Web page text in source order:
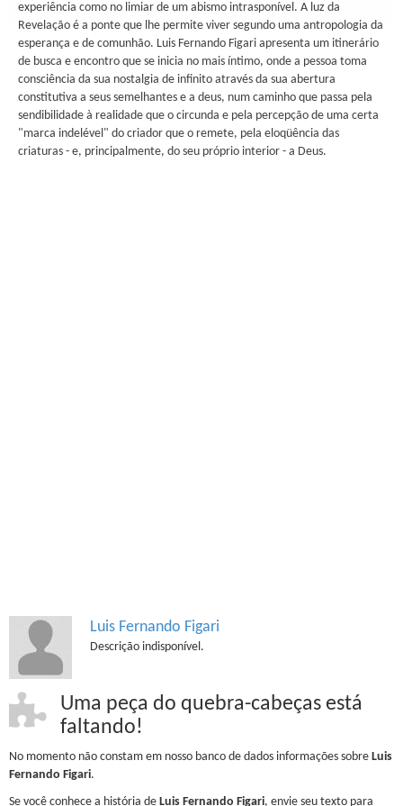
experiência como no limiar de um abismo intrasponível. A luz da
Revelação é a ponte que lhe permite viver segundo uma antropologia da
esperança e de comunhão. Luis Fernando Figari apresenta um itinerário
de busca e encontro que se inicia no mais íntimo, onde a pessoa toma
consciência da sua nostalgia de infinito através da sua abertura
constitutiva a seus semelhantes e a deus, num caminho que passa pela
sendibilidade à realidade que o circunda e pela percepção de uma certa
"marca indelével" do criador que o remete, pela eloqüência das
criaturas - e, principalmente, do seu próprio interior - a Deus.
Luis Fernando Figari
Descrição indisponível.
Uma peça do quebra-cabeças está
faltando!
No momento não constam em nosso banco de dados informações sobre Luis
Fernando Figari.
Se você conhece a história de Luis Fernando Figari, envie seu texto para